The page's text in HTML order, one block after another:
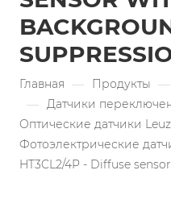
Главная — Продукты —
— Датчики
Оптические датчики
Фотоэлектрические
HT3CL2/4P - Diffuse